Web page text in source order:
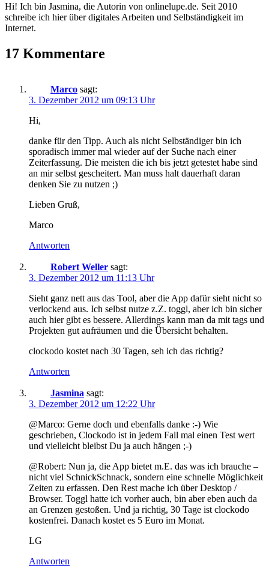
Hi! Ich bin Jasmina, die Autorin von onlinelupe.de. Seit 2010
schreibe ich hier über digitales Arbeiten und Selbständigkeit im
Internet.
17 Kommentare
Marco sagt:
3. Dezember 2012 um 09:13 Uhr
Hi,
danke für den Tipp. Auch als nicht Selbständiger bin ich
sporadisch immer mal wieder auf der Suche nach einer
Zeiterfassung. Die meisten die ich bis jetzt getestet habe sind
an mir selbst gescheitert. Man muss halt dauerhaft daran
denken Sie zu nutzen ;)
Lieben Gruß,
Marco
Antworten
Robert Weller sagt:
3. Dezember 2012 um 11:13 Uhr
Sieht ganz nett aus das Tool, aber die App dafür sieht nicht so
verlockend aus. Ich selbst nutze z.Z. toggl, aber ich bin sicher
auch hier gibt es bessere. Allerdings kann man da mit tags und
Projekten gut aufräumen und die Übersicht behalten.
clockodo kostet nach 30 Tagen, seh ich das richtig?
Antworten
Jasmina sagt:
3. Dezember 2012 um 12:22 Uhr
@Marco: Gerne doch und ebenfalls danke :-) Wie
geschrieben, Clockodo ist in jedem Fall mal einen Test wert
und vielleicht bleibst Du ja auch hängen ;-)
@Robert: Nun ja, die App bietet m.E. das was ich brauche –
nicht viel SchnickSchnack, sondern eine schnelle Möglichkeit
Zeiten zu erfassen. Den Rest mache ich über Desktop /
Browser. Toggl hatte ich vorher auch, bin aber eben auch da
an Grenzen gestoßen. Und ja richtig, 30 Tage ist clockodo
kostenfrei. Danach kostet es 5 Euro im Monat.
LG
Antworten